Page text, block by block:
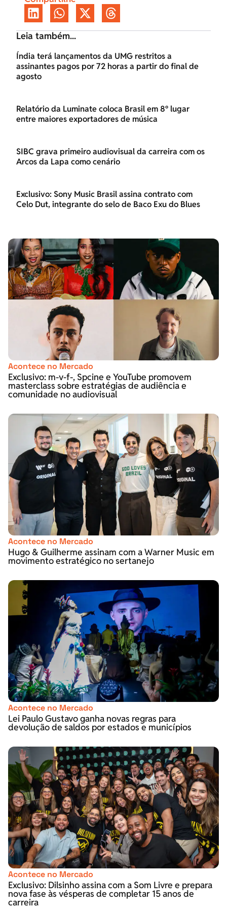
Leia também...
Índia terá lançamentos da UMG restritos a
assinantes pagos por 72 horas a partir do final de
agosto
Relatório da Luminate coloca Brasil em 8º lugar
entre maiores exportadores de música
SIBC grava primeiro audiovisual da carreira com os
Arcos da Lapa como cenário
Exclusivo: Sony Music Brasil assina contrato com
Celo Dut, integrante do selo de Baco Exu do Blues
Acontece no Mercado
Exclusivo: m-v-f-, Spcine e YouTube promovem
masterclass sobre estratégias de audiência e
comunidade no audiovisual
Acontece no Mercado
Hugo & Guilherme assinam com a Warner Music em
movimento estratégico no sertanejo
Acontece no Mercado
Lei Paulo Gustavo ganha novas regras para
devolução de saldos por estados e municípios
Acontece no Mercado
Exclusivo: Dilsinho assina com a Som Livre e prepara
nova fase às vésperas de completar 15 anos de
carreira